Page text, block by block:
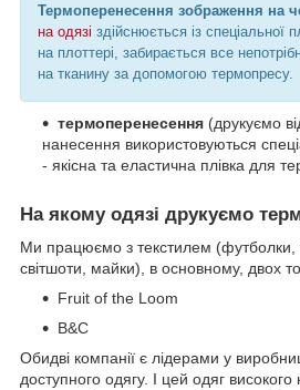
Термоперенесення зображення на
на одязі здійснюється із спеціальної
на плоттері, забирається все
на тканину за допомогою термопресу.
термоперенесення (друкуємо
нанесення використовуються
- якісна та еластична плівка для
На якому одязі друкуємо
Ми працюємо з текстилем (футболки,
світшоти, майки), в основному, двох
Fruit of the Loom
B&C
Обидві компанії є лідерами у
доступного одягу. І цей одяг